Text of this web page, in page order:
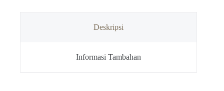
Deskripsi
Informasi Tambahan